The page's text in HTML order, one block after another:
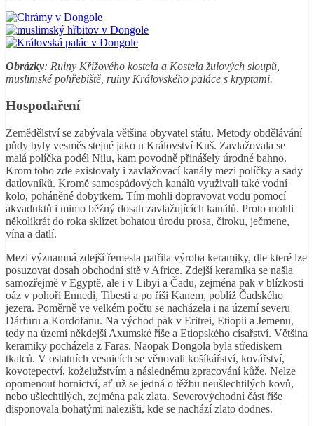
Obrázky: Ruiny Křížového kostela a Kostela žulových sloupů,
muslimské pohřebiště, ruiny Královského paláce s kryptami.
Hospodaření
Zemědělství se zabývala většina obyvatel státu. Metody obdělávání
půdy byly vesměs stejné jako u Království Kuš. Zavlažovala se
malá políčka podél Nilu, kam povodně přinášely úrodné bahno.
Krom toho zde existovaly i zavlažovací kanály mezi políčky a sady
datlovníků. Kromě samospádových kanálů využívali také vodní
kolo, poháněné dobytkem. Tím mohli dopravovat vodu pomocí
akvaduktů i mimo běžný dosah zavlažujících kanálů. Proto mohli
několikrát do roka sklízet bohatou úrodu prosa, čiroku, ječmene,
vína a datlí.
Mezi významná zdejší řemesla patřila výroba keramiky, dle které lze
posuzovat dosah obchodní sítě v Africe. Zdejší keramika se našla
samozřejmě v Egyptě, ale i v Libyi a Čadu, zejména pak v blízkosti
oáz v pohoří Ennedi, Tibesti a po říši Kanem, poblíž Čadského
jezera. Poměrně ve velkém počtu se nacházela i na území severu
Dárfuru a Kordofanu. Na východ pak v Eritrei, Etiopii a Jemenu,
tedy na území někdejší Axumské říše a Etiopského císařství. Většina
keramiky pocházela z Faras. Naopak Dongola byla střediskem
tkalců. V ostatních vesnicích se věnovali košíkářství, kovářství,
kovotepectví, koželužstvím a následnému zpracování kůže. Nelze
opomenout hornictví, ať už se jedná o těžbu neušlechtilých kovů,
nebo ušlechtilých, zejména pak zlata. Severovýchodní část říše
disponovala bohatými nalezišti, kde se nachází zlato dodnes.